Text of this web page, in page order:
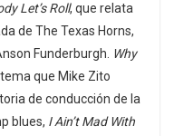
Let’s Roll, que relata
de The Texas Horns,
Funderburgh. Why
que Mike Zito
de conducción de la
blues, I Ain’t Mad With